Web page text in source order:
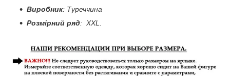
Виробник: Туреччина
Розмірний ряд: XXL.